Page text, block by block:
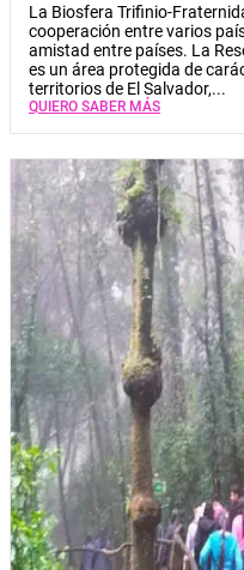
La Biosfera Trifinio-
cooperación entre varios
amistad entre países. La
es un área protegida de
territorios de El Salvador,...
QUIERO SABER MÁS